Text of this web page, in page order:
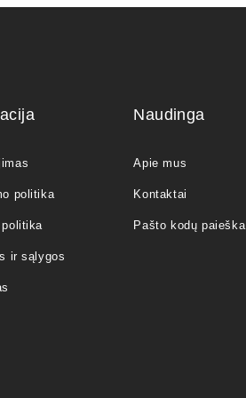
politika
ir sąlygos
Naudinga
Apie mus
Kontaktai
Pašto kodų paieška